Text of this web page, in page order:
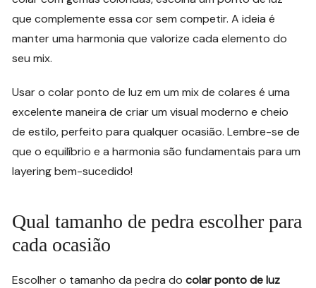
que complemente essa cor sem competir. A ideia é
manter uma harmonia que valorize cada elemento do
seu mix.
Usar o colar ponto de luz em um mix de colares é uma
excelente maneira de criar um visual moderno e cheio
de estilo, perfeito para qualquer ocasião. Lembre-se de
que o equilíbrio e a harmonia são fundamentais para um
layering bem-sucedido!
Qual tamanho de pedra escolher para
cada ocasião
Escolher o tamanho da pedra docolar ponto de luz